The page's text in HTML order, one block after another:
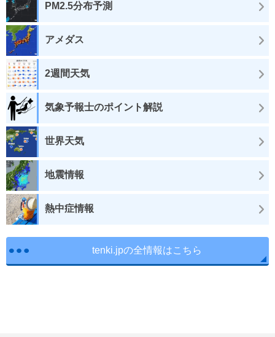
PM2.5分布予測
アメダス
2週間天気
気象予報士のポイント解説
世界天気
地震情報
熱中症情報
tenki.jpの全情報はこちら